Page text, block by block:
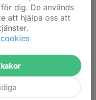
för SIF lag 2
avklarad
dig. De används
att hjälpa oss att